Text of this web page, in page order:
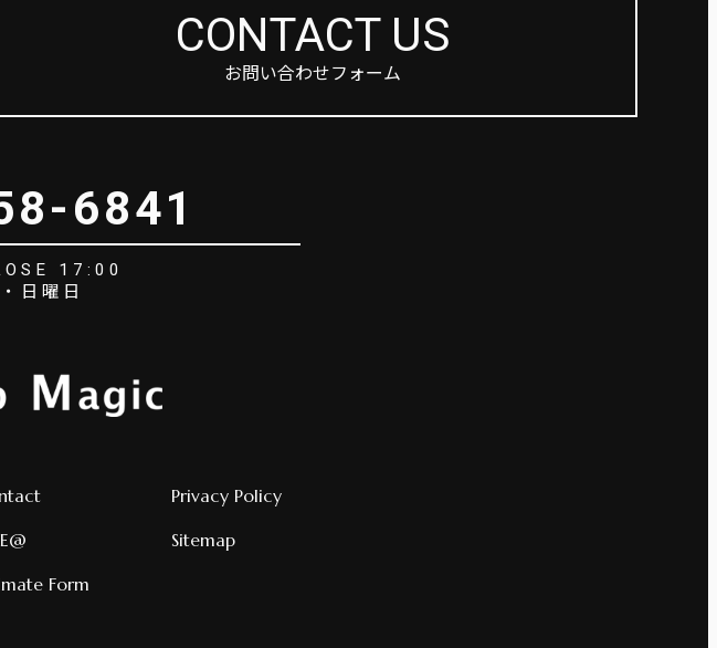
CONTACT US
お問い合わせフォーム
6841
17:00
日曜日
Form
Privacy Policy
Sitemap